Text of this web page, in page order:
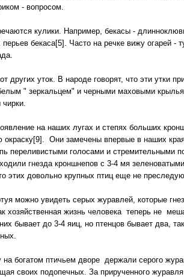
- вопросом.
кулики. Например, бекасы -
бекаса[5]. Часто на речке вижу огарей -
других уток. В народе говорят, что эти утки
" зеркальцем" и черными маховыми
на наших лугах и степях больших
окраску[9]. Они замечены впервые в наших
переливистыми голосами и стремительными
гнезда кроншнепов с 3-4 мя
этих довольно крупных птиц еще не
можно увидеть серых журавлей, которые
хозяйственная жизнь человека теперь не
бывает до 3-4 яиц, но птенцов бывает два,
богатом птичьем дворе держали серого
своих подопечных. За прирученного